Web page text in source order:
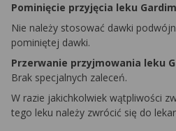
Pominięcie przyjęcia leku
Nie należy stosować dawki
pominiętej dawki.
Przerwanie przyjmowania leku
Brak specjalnych zaleceń.
W razie jakichkolwiek wątpliwości
tego leku należy zwrócić się do